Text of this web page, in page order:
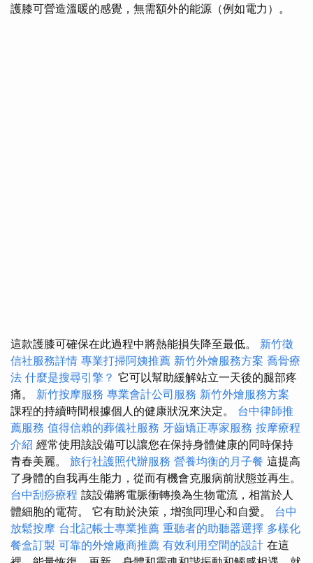
護膝可營造溫暖的感覺，無需額外的能源（例如電力）。
這款護膝可確保在此過程中將熱能損失降至最低。 新竹徵
信社服務詳情 專業打掃阿姨推薦 新竹外燴服務方案 喬骨療
法 什麼是搜尋引擎？ 它可以幫助緩解站立一天後的腿部疼
痛。 新竹按摩服務 專業會計公司服務 新竹外燴服務方案
課程的持續時間根據個人的健康狀況來決定。 台中律師推
薦服務 值得信賴的葬儀社服務 牙齒矯正專家服務 按摩療程
介紹 經常使用該設備可以讓您在保持身體健康的同時保持
青春美麗。 旅行社護照代辦服務 營養均衡的月子餐 這提高
了身體的自我再生能力，從而有機會克服病前狀態並再生。
台中刮痧療程 該設備將電脈衝轉換為生物電流，相當於人
體細胞的電荷。 它有助於決策，增強同理心和自愛。 台中
放鬆按摩 台北記帳士專業推薦 重聽者的助聽器選擇 多樣化
餐盒訂製 可靠的外燴廠商推薦 有效利用空間的設計 在這